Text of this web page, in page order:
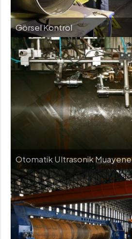
Görsel Kontrol
Otomatik Ultrasonik Muayene